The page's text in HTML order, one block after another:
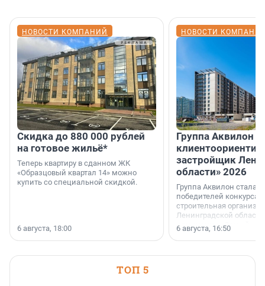
НОВОСТИ КОМПАНИЙ
Скидка до 880 000 рублей
на готовое жильё*
Теперь квартиру в сданном ЖК
«Образцовый квартал 14» можно
купить со специальной скидкой.
6 августа, 18:00
НОВОСТИ
Группа Аквилон
застройщик
области» 2026
Группа Аквилон стала
победителей конкурса
строительная
Ленинградской области
номинации «Самый
застройщик
области».
6 августа, 16:50
ТОП 5